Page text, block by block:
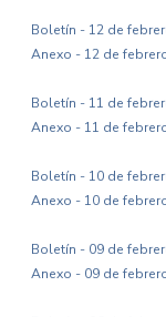
Boletín - 12 de
Anexo - 12 de
Boletín - 11 de
Anexo - 11 de
Boletín - 10 de
Anexo - 10 de
Boletín - 09 de
Anexo - 09 de